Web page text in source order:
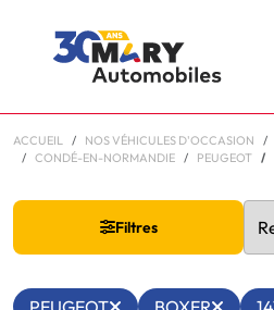
ACCUEIL NOS VÉHICULES D'OCCASION
CONDÉ-EN-NORMANDIE
PEUGEOT
Filtres